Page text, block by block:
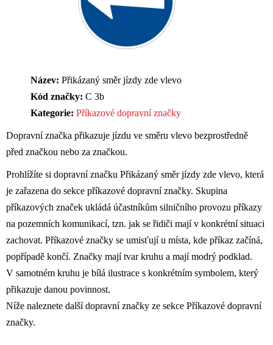
Název: Přikázaný směr jízdy zde vlevo
Kód značky: C 3b
Kategorie: Příkazové dopravní značky
Dopravní značka přikazuje jízdu ve směru vlevo bezprostředně
před značkou nebo za značkou.
Prohlížíte si dopravní značku Přikázaný směr jízdy zde vlevo, která
je zařazena do sekce příkazové dopravní značky. Skupina
příkazových značek ukládá účastníkům silničního provozu příkazy
na pozemních komunikací, tzn. jak se řidiči mají v konkrétní situaci
zachovat. Příkazové značky se umisťují u místa, kde příkaz začíná,
popřípadě končí. Značky mají tvar kruhu a mají modrý podklad.
V samotném kruhu je bílá ilustrace s konkrétním symbolem, který
přikazuje danou povinnost.
Níže naleznete další dopravní značky ze sekce Příkazové dopravní
značky.